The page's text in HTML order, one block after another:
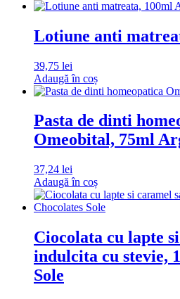
Lotiune anti
39,75 lei
Adaugă în coș
Pasta de dinti
Omeobital, 75ml
37,24 lei
Adaugă în coș
Ciocolata cu lapte
indulcita cu stevie,
Sole